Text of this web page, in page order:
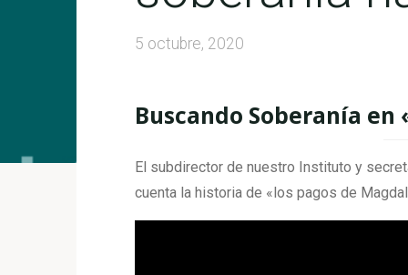
5 octubre, 2020
Buscando Soberanía en
El subdirector de nuestro Instituto y
cuenta la historia de «los pagos de